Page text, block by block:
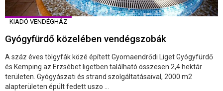
KIADÓ VENDÉGHÁZ
Gyógyfürdő közelében vendégszobák
A száz éves tölgyfák közé épített Gyomaendrődi Liget Gyógyfürdő
és Kemping az Erzsébet ligetben található összesen 2,4 hektár
területen. Gyógyászati és strand szolgáltatásaival, 2000 m2
alapterületen épült fedett uszo ...